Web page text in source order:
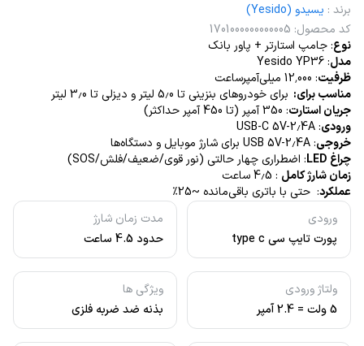
ورودی
پورت تایپ سی type c
مدت زمان شارژ
حدود 4.5 ساعت
ولتاژ ورودی
5 ولت = 2.4 آمپر
ویژگی ها
بذنه ضد ضربه فلزی
برند : یسیدو (Yesido)
کد محصول:
1701000000000005
نوع: جامپ استارتر + پاور بانک
مدل: Yesido YP36
ظرفیت: 12٬000 میلی‌آمپر‌ساعت
مناسب برای: برای خودروهای بنزینی تا 5٫0 لیتر و دیزلی تا 3٫0 لیتر
جریان استارت: 350 آمپر (تا 450 آمپر حداکثر)
ورودی: USB-C 5V-2٫4A
خروجی: USB 5V-2٫4A برای شارژ موبایل و دستگاه‌ها
چراغ LED
: اضطراری چهار حالتی (نور قوی/ضعیف/فلش/SOS)
زمان شارژ کامل : 4٫5 ساعت
عملکرد: حتی با باتری باقی‌مانده ~25٪